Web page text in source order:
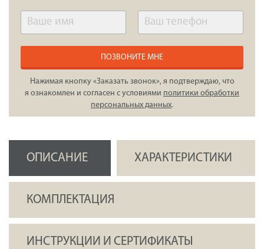
ПОЗВОНИТЕ МНЕ
Нажимая кнопку «Заказать звонок», я подтверждаю, что
я ознакомлен и согласен с условиями политики обработки
персональных данных.
ОПИСАНИЕ ХАРАКТЕРИСТИКИ
КОМПЛЕКТАЦИЯ
ИНСТРУКЦИИ И СЕРТИФИКАТЫ